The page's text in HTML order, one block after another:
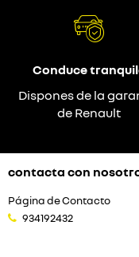
Conduce
Dispones de la
de Renault
contacta con
Página de Contacto
934192432